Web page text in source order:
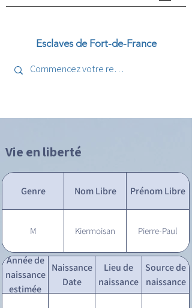
Esclaves de Fort-de-France
Vie en liberté
Genre Nom Libre Prénom Libre
M Kiermoisan Pierre-Paul
Année de
naissance
estimée
Naissance
Date
Lieu de
naissance
Source de
naissance